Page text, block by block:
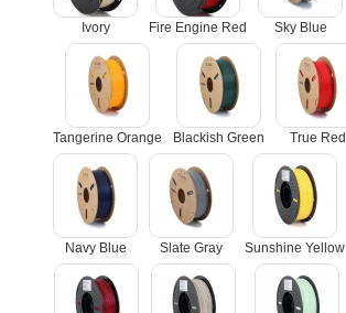
Ivory Fire Engine Red Sky Blue
Tangerine Orange Blackish Green True Red
Navy Blue Slate Gray Sunshine Yellow